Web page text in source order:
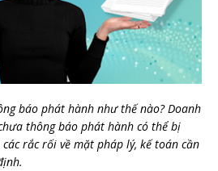
báo phát hành như thế nào? Doanh
thông báo phát hành có thể bị
rắc rối về mặt pháp lý, kế toán cần